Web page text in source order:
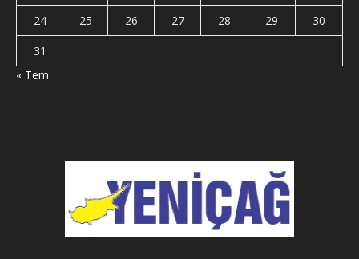
24
25 26 27 28 29
30
31
« Tem